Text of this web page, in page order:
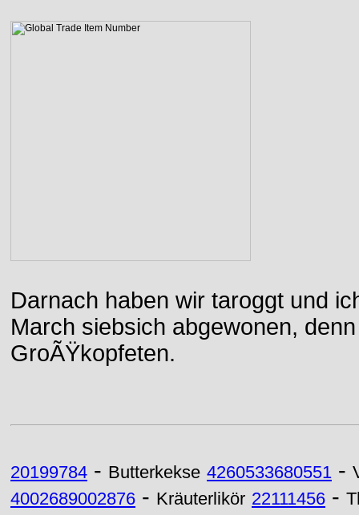
Darnach haben wir taroggt und
March siebsich abgewonen,
GroÃŸkopfeten.
20199784 - Butterkekse 4260533680551 -
4002689002876 - Kräuterlikör 22111456 -